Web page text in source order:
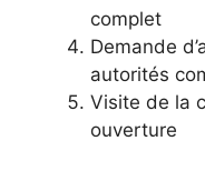
complet
Demande
autorités
Visite de la
ouverture